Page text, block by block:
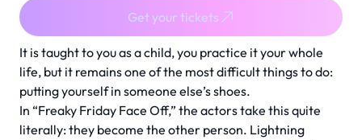
It is taught to you as a child, you practice it your whole
life, but it remains one of the most difficult things to do:
putting yourself in someone else’s shoes.
In “Freaky Friday Face Off,” the actors take this quite
literally: they become the other person. Lightning
Get your tickets